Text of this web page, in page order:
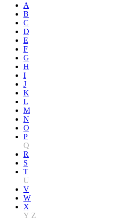
A
B
C
D
E
F
G
H
I
J
K
L
M
N
O
P
Q
R
S
T
U
V
W
X
Y Z